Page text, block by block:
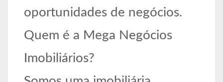
oportunidades de negócios.
Quem é a Mega Negócios
Imobiliários?